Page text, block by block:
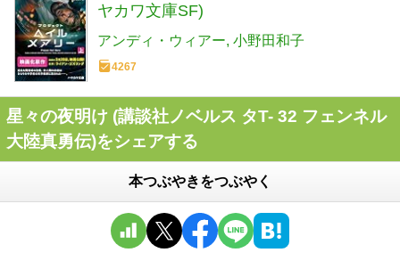
ヤカワ文庫SF)
アンディ・ウィアー 小野田和子
4267
星々の夜明け (講談社ノベルス タT- 32 フェンネル
大陸真勇伝)をシェアする
本つぶやきをつぶやく